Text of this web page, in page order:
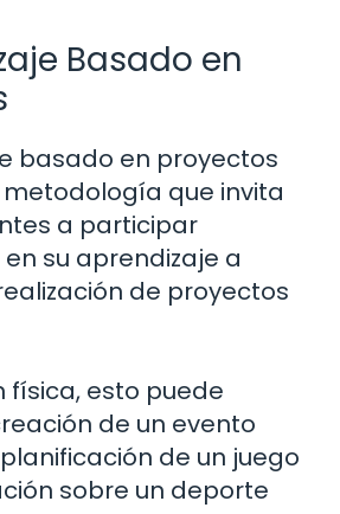
Basado en
basado en proyectos
metodología que invita
a participar
su aprendizaje a
de proyectos
física, esto puede
de un evento
de un juego
sobre un deporte